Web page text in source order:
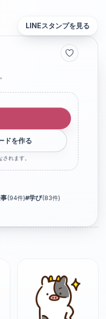
LINEスタンプを見る
ドを作る
れます。
(94件)#学び(83件)